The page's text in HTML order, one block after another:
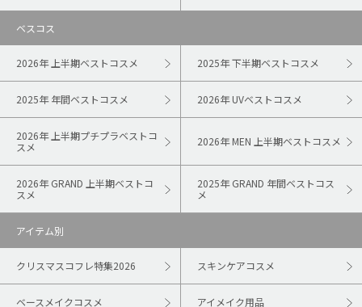
ベスコス
2026年 上半期ベストコスメ 2025年 下半期ベストコスメ
2025年 年間ベストコスメ 2026年 UVベストコスメ
2026年 上半期プチプラベストコ
スメ
2026年 MEN 上半期ベストコスメ
2026年 GRAND 上半期ベストコ
スメ
2025年 GRAND 年間ベストコス
メ
アイテム別
クリスマスコフレ特集2026 スキンケアコスメ
ベースメイクコスメ アイメイク用品